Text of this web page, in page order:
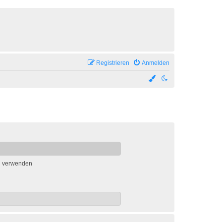
Anmelden
Registrieren
verwenden